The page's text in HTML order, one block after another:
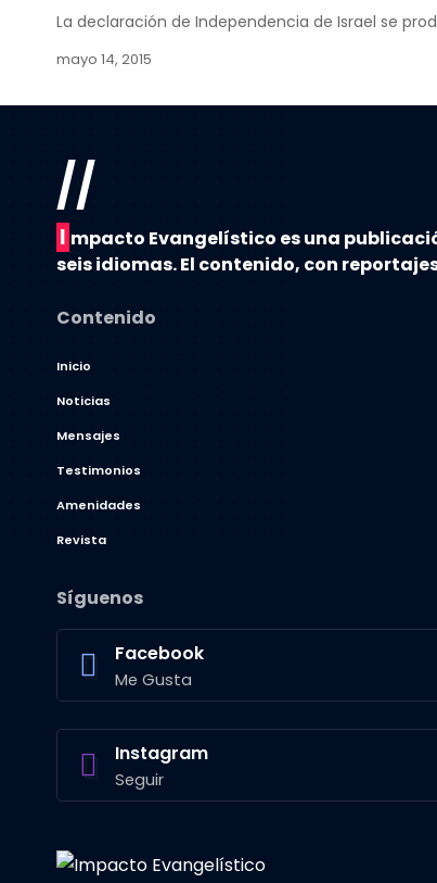
La declaración de Independencia de Israel se
mayo 14, 2015
//
I mpacto Evangelístico es una
seis idiomas. El contenido, con
Contenido
Inicio
Noticias
Mensajes
Testimonios
Amenidades
Revista
Síguenos
Facebook
Me Gusta
Instagram
Seguir